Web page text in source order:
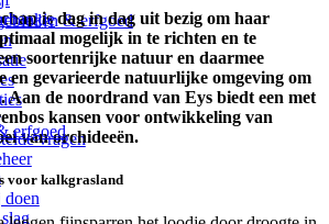
erfgoed
& erfgoed
vragen
is dag in dag uit bezig om haar
mogelijk in te richten en te
soortenrijke natuur en daarmee
en gevarieerde natuurlijke omgeving om
Aan de noordrand van Eys biedt een met
kansen voor ontwikkeling van
van orchideeën.
voor kalkgrasland